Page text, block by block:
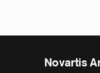
Novartis